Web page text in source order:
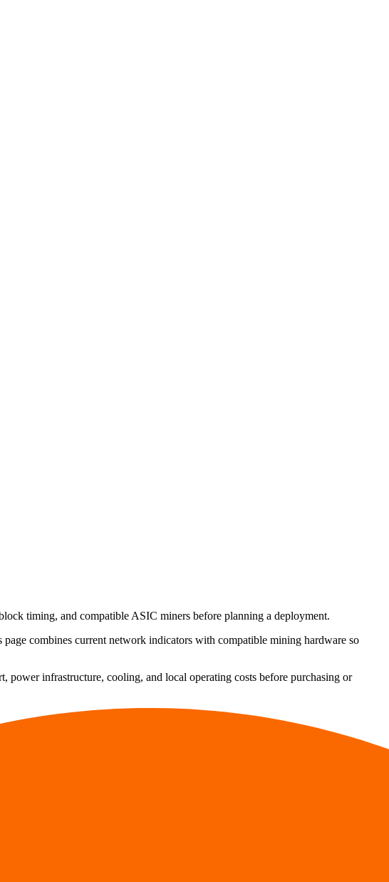
timing, and compatible ASIC miners before planning a deployment.
combines current network indicators with compatible mining hardware so
infrastructure, cooling, and local operating costs before purchasing or